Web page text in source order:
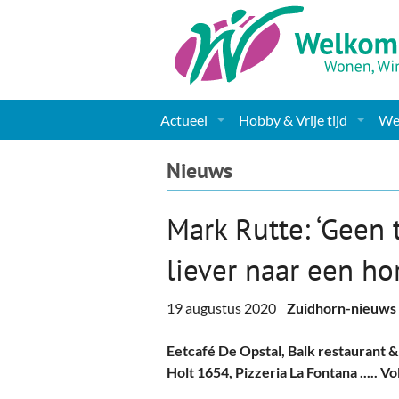
Actueel
Nieuws
Gemeente informatie
Dorpen
Woningaanbod
Columns & Redactioneel
Foto-pagina
Hobby & Vrije tijd
Kunst
Muziek
Podia & Dorpshuizen
Nieuws
Mark Rutte:
liever naar een
19 augustus 2020 Zuidhorn-nieuws
Eetcafé De Opstal, Balk restaurant
Holt 1654, Pizzeria La Fontana .....